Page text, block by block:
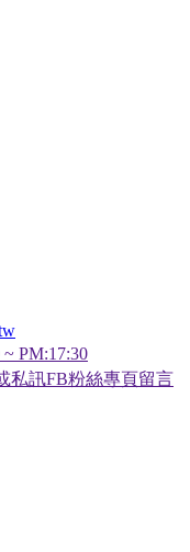
PM:17:30
私訊FB粉絲專頁留言